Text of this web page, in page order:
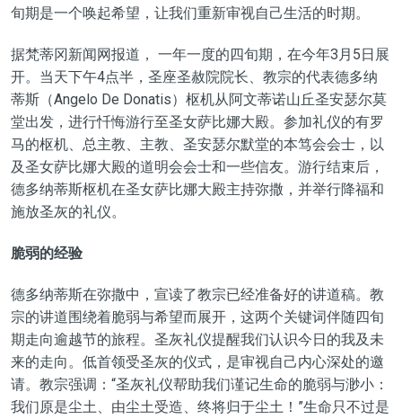
旬期是一个唤起希望，让我们重新审视自己生活的时期。
据梵蒂冈新闻网报道， 一年一度的四旬期，在今年3月5日展
开。当天下午4点半，圣座圣赦院院长、教宗的代表德多纳
蒂斯（Angelo De Donatis）枢机从阿文蒂诺山丘圣安瑟尔莫
堂出发，进行忏悔游行至圣女萨比娜大殿。参加礼仪的有罗
马的枢机、总主教、主教、圣安瑟尔默堂的本笃会会士，以
及圣女萨比娜大殿的道明会会士和一些信友。游行结束后，
德多纳蒂斯枢机在圣女萨比娜大殿主持弥撒，并举行降福和
施放圣灰的礼仪。
脆弱的经验
德多纳蒂斯在弥撒中，宣读了教宗已经准备好的讲道稿。教
宗的讲道围绕着脆弱与希望而展开，这两个关键词伴随四旬
期走向逾越节的旅程。圣灰礼仪提醒我们认识今日的我及未
来的走向。低首领受圣灰的仪式，是审视自己内心深处的邀
请。教宗强调：“圣灰礼仪帮助我们谨记生命的脆弱与渺小：
我们原是尘土、由尘土受造、终将归于尘土！”生命只不过是